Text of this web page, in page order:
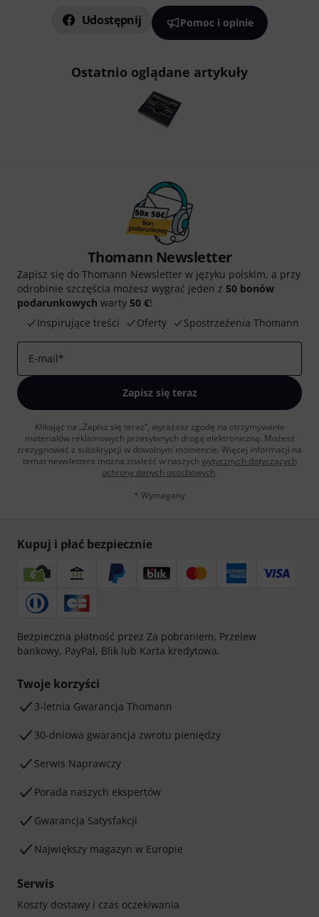
Udostępnij Pomoc i opinie
Ostatnio oglądane artykuły
Thomann Newsletter
Zapisz się do Thomann Newsletter w języku polskim, a przy
odrobinie szczęścia możesz wygrać jeden z 50 bonów
podarunkowych warty 50 €!
Inspirujące treści
Oferty Spostrzeżenia Thomann
E-mail*
Zapisz się teraz
Klikając na „Zapisz się teraz”, wyrażasz zgodę na otrzymywanie
materialów reklamowych przesyłanych drogą elektroniczną. Możesz
zrezygnować z subskrypcji w dowolnym momencie. Więcej informacji na
temat newslettera można znaleźć w naszych wytycznych dotyczących
ochrony danych ososbowych.
* Wymagany
Kupuj i płać bezpiecznie
Bezpieczna płatność przez Za pobraniem, Przelew
bankowy, PayPal, Blik lub Karta kredytowa.
Twoje korzyści
3-letnia Gwarancja Thomann
30-dniowa gwarancja zwrotu pieniędzy
Serwis Naprawczy
Porada naszych ekspertów
Gwarancja Satysfakcji
Największy magazyn w Europie
Serwis
Koszty dostawy i czas oczekiwania